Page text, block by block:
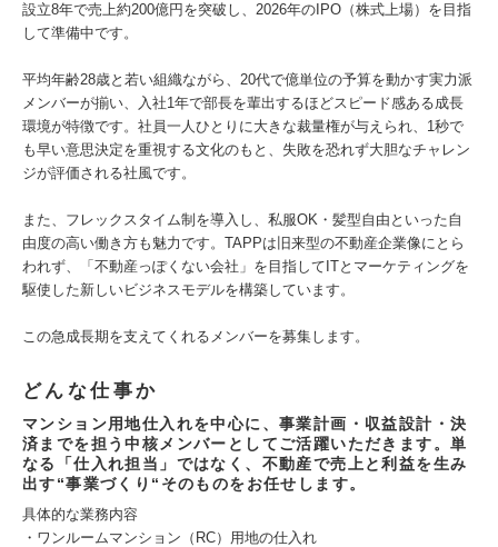
設立8年で売上約200億円を突破し​、2026年のIPO（株式上場）を目指
して準備中です​。
平均年齢28歳と若い組織ながら、20代で億単位の予算を動かす実力派
メンバーが揃い​、入社1年で部長を輩出するほどスピード感ある成長
環境が特徴です​。社員一人ひとりに大きな裁量権が与えられ、1秒で
も早い意思決定を重視する文化のもと​、失敗を恐れず大胆なチャレン
ジが評価される社風です​。
また、フレックスタイム制を導入し、私服OK・髪型自由といった自
由度の高い働き方も魅力です​。TAPPは旧来型の不動産企業像にとら
われず、「不動産っぽくない会社」を目指してITとマーケティングを
駆使した新しいビジネスモデルを構築しています​。
この急成長期を支えてくれるメンバーを募集します。
どんな仕事か
マンション用地仕入れを中心に、事業計画・収益設計・決
済までを担う中核メンバーとしてご活躍いただきます。単
なる「仕入れ担当」ではなく、不動産で売上と利益を生み
出す“事業づくり“そのものをお任せします。
具体的な業務内容
・ワンルームマンション（RC）用地の仕入れ